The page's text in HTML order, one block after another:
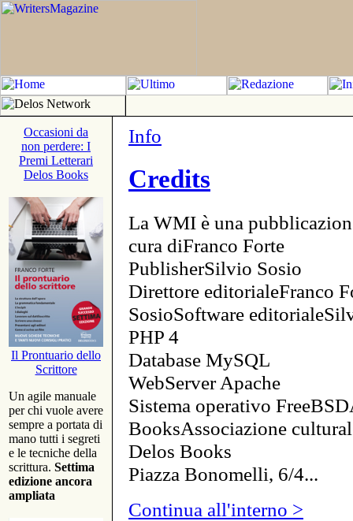
Occasioni da
non perdere: I
Premi Letterari
Delos Books
Il Prontuario dello
Scrittore
Un agile manuale
per chi vuole avere
sempre a portata di
mano tutti i segreti
e le tecniche della
scrittura. Settima
edizione ancora
ampliata
Info
Credits
La WMI è una
cura diFranco Forte
PublisherSilvio Sosio
Direttore editorialeFranco
SosioSoftware
PHP 4
Database MySQL
WebServer Apache
Sistema operativo
BooksAssociazione
Delos Books
Piazza Bonomelli, 6/4...
Continua all'interno >